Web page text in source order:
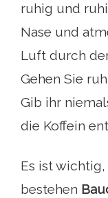
ruhig und
Nase und
Luft durch
Gehen Sie
Gib ihr
die Koffein
Es ist
bestehen